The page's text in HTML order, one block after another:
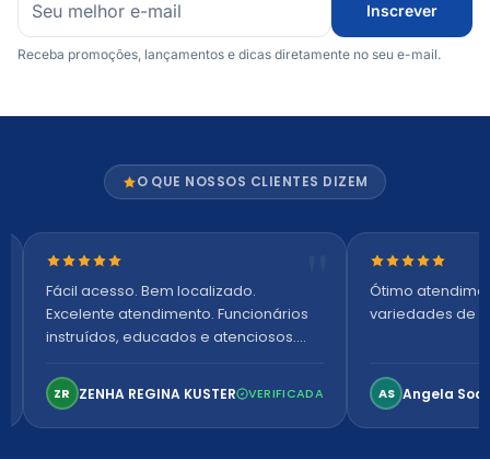
Inscrever
Receba promoções, lançamentos e dicas diretamente no seu e-mail.
O QUE NOSSOS CLIENTES DIZEM
Nota 5 de 5 estrelas
Fácil acesso. Bem localizado.
Excelente atendimento. Funcionários
instruídos, educados e atenciosos.
confortável. Perfeito!
ZR ZENHA REGINA KUSTER VERIFICADA
Nota 5 de 5
Ótimo
variedades de
AS Angela